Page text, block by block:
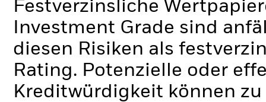
Festverzinsliche
Investment Grade sind
diesen Risiken als
Rating. Potenzielle oder
Kreditwürdigkeit können